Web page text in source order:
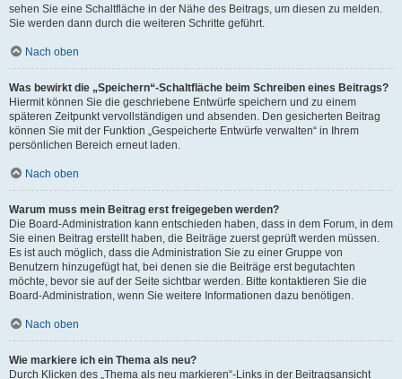
sehen Sie eine Schaltfläche in der Nähe des Beitrags, um diesen zu melden.
Sie werden dann durch die weiteren Schritte geführt.
Nach oben
Was bewirkt die „Speichern“-Schaltfläche beim Schreiben eines Beitrags?
Hiermit können Sie die geschriebene Entwürfe speichern und zu einem
späteren Zeitpunkt vervollständigen und absenden. Den gesicherten Beitrag
können Sie mit der Funktion „Gespeicherte Entwürfe verwalten“ in Ihrem
persönlichen Bereich erneut laden.
Nach oben
Warum muss mein Beitrag erst freigegeben werden?
Die Board-Administration kann entschieden haben, dass in dem Forum, in dem
Sie einen Beitrag erstellt haben, die Beiträge zuerst geprüft werden müssen.
Es ist auch möglich, dass die Administration Sie zu einer Gruppe von
Benutzern hinzugefügt hat, bei denen sie die Beiträge erst begutachten
möchte, bevor sie auf der Seite sichtbar werden. Bitte kontaktieren Sie die
Board-Administration, wenn Sie weitere Informationen dazu benötigen.
Nach oben
Wie markiere ich ein Thema als neu?
Durch Klicken des „Thema als neu markieren“-Links in der Beitragsansicht